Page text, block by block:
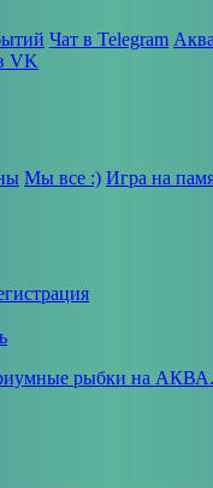
Чат в Telegram
VK
Мы все :) Игра на